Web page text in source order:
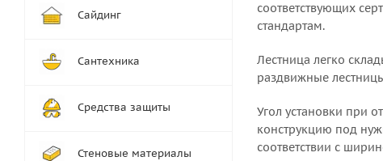
соответствующих
стандартам.
Лестница легко
раздвижные
Угол установки при
конструкцию под
соответствии с
Сайдинг
Сантехника
Средства защиты
Стеновые материалы